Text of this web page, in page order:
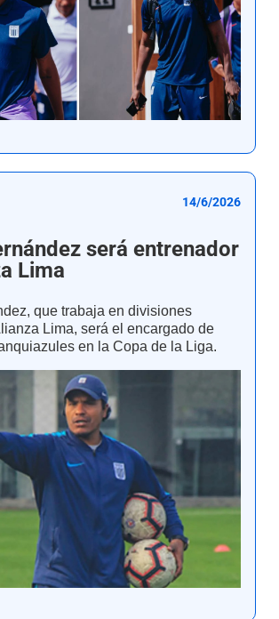
14/6/2026
será entrenador
Lima
que trabaja en divisiones
Lima, será el encargado de
en la Copa de la Liga.